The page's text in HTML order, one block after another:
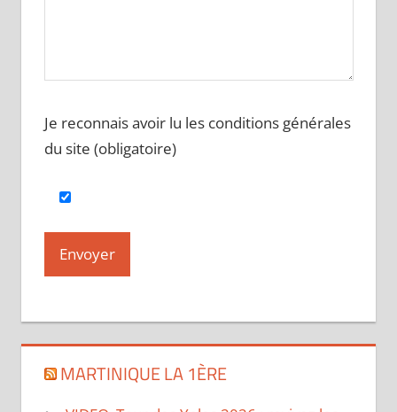
Je reconnais avoir lu les conditions générales
du site (obligatoire)
MARTINIQUE LA 1ÈRE